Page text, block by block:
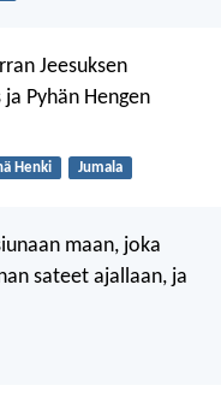
Jeesuksen
Pyhän Hengen
Henki Jumala
maan, joka
sateet ajallaan, ja